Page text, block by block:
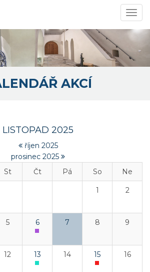
AKCÍ
LISTOPAD 2025
říjen 2025
prosinec 2025
St Čt Pá So Ne
1 2
5 6 7 8 9
12 13 14 15 16